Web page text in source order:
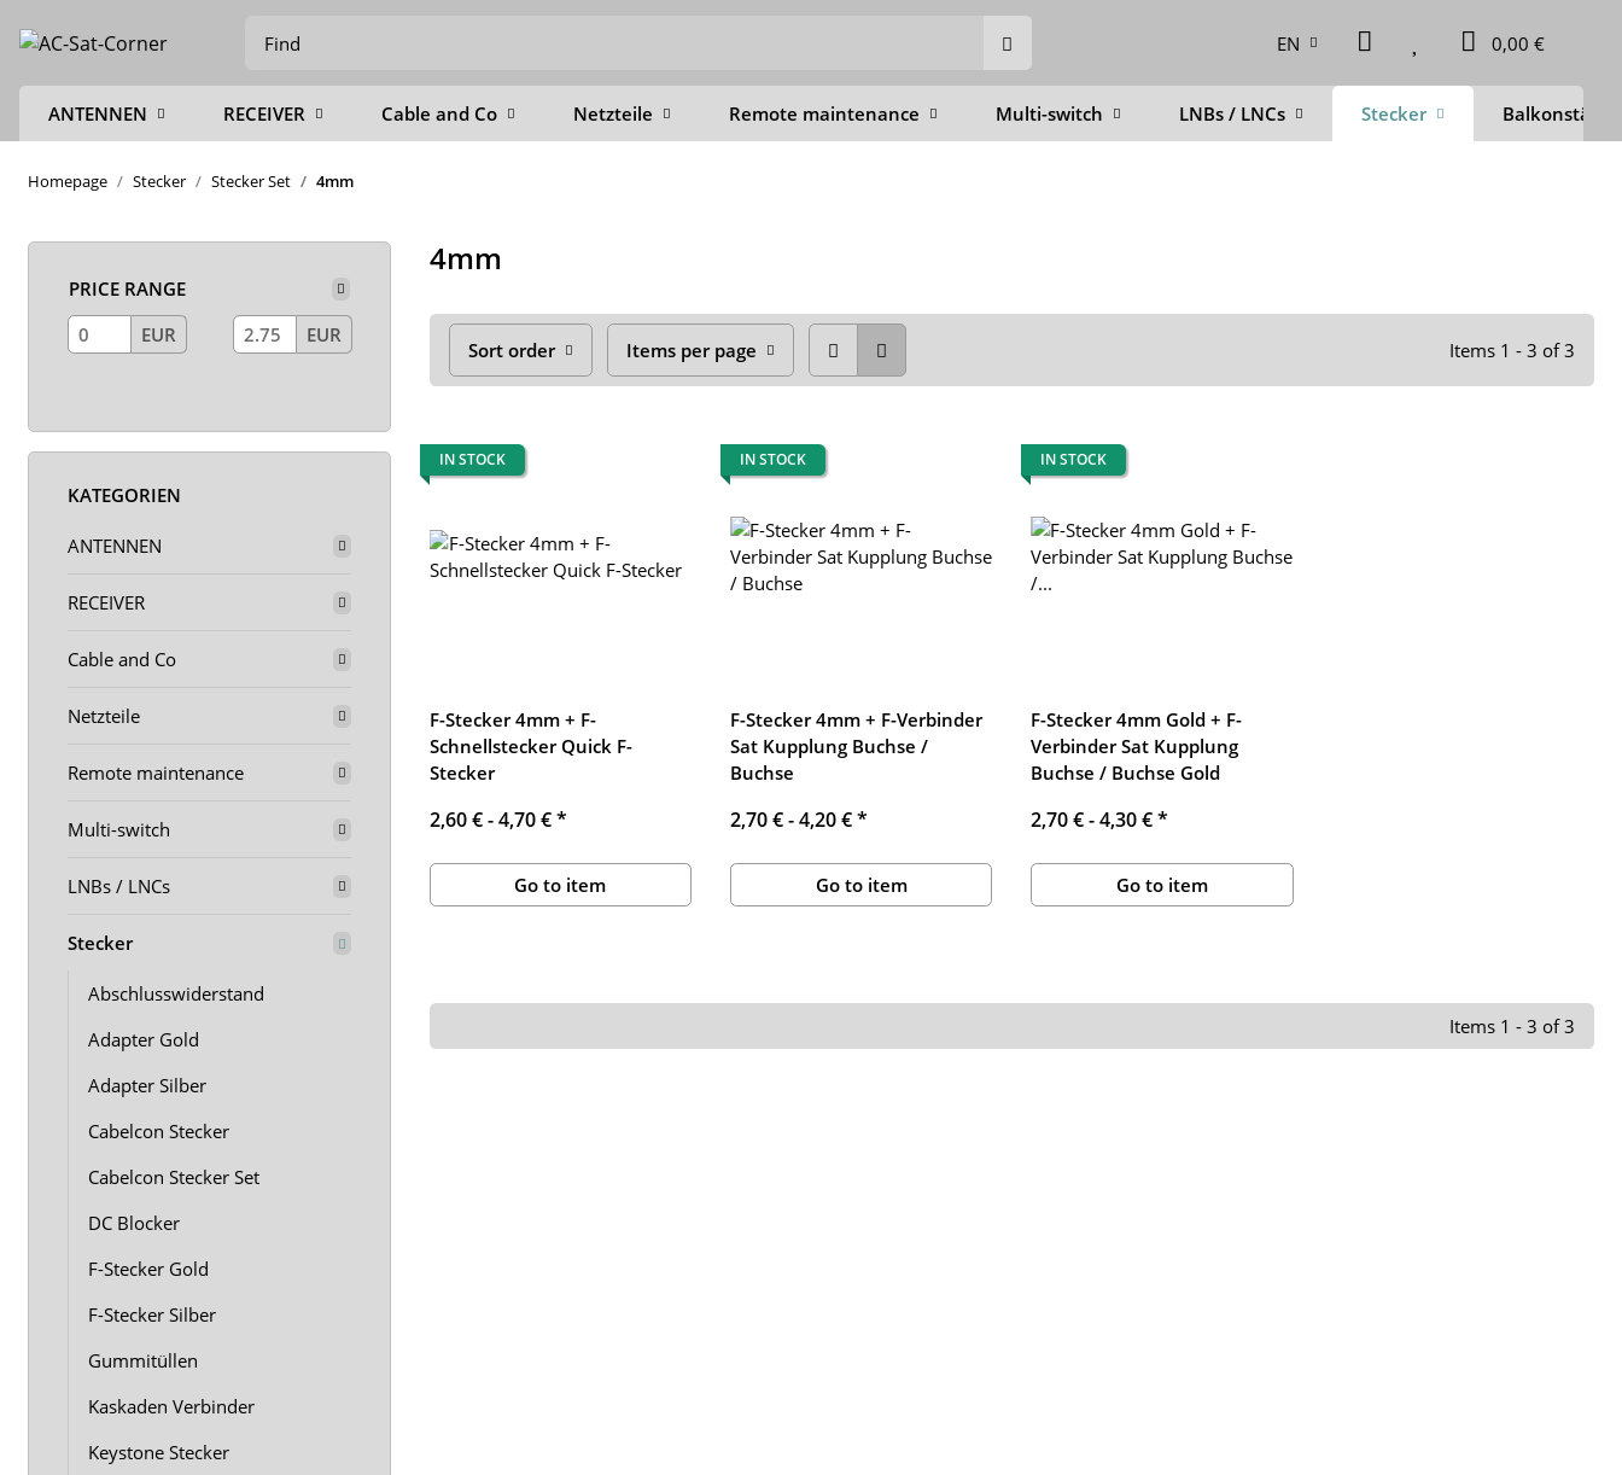
EN 0,00 €
ANTENNEN RECEIVER Cable and Co Netzteile Remote maintenance Multi-switch LNBs / LNCs Stecker
Homepage Stecker Stecker Set 4mm
4mm
Sort order Items per page Items 1 - 3 of 3
IN STOCK
F-Stecker 4mm + F-
Schnellstecker Quick F-
Stecker
2,60 € -4,70 €*
Go to item
IN STOCK
F-Stecker 4mm + F-Verbinder
Sat Kupplung Buchse /
Buchse
2,70 € -4,20 €*
Go to item
IN STOCK
F-Stecker 4mm Gold + F-
Verbinder Sat Kupplung
Buchse / Buchse Gold
2,70 € -4,30 €*
Go to item
Items 1 - 3 of 3
PRICE RANGE
EUR
EUR
KATEGORIEN
ANTENNEN
RECEIVER
Cable and Co
Netzteile
Remote maintenance
Multi-switch
LNBs / LNCs
Stecker
Abschlusswiderstand
Adapter Gold
Adapter Silber
Cabelcon Stecker
Cabelcon Stecker Set
DC Blocker
F-Stecker Gold
F-Stecker Silber
Gummitüllen
Kaskaden Verbinder
Keystone Stecker